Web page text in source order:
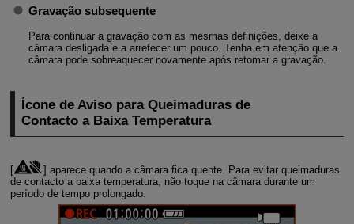
Gravação subsequente
Para continuar a gravação com as mesmas definições, deixe a
câmara desligada e a arrefecer um pouco. Tenha em atenção que a
câmara pode sobreaquecer novamente após retomar a gravação.
Ícone de Aviso para Queimaduras de
Contacto a Baixa Temperatura
[
] aparece quando a câmara fica quente. Para evitar queimaduras
de contacto a baixa temperatura, não toque na câmara durante um
período de tempo prolongado.